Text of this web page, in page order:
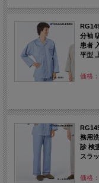
分袖
患者
平型
価格
務用
診 検
スラ
価格